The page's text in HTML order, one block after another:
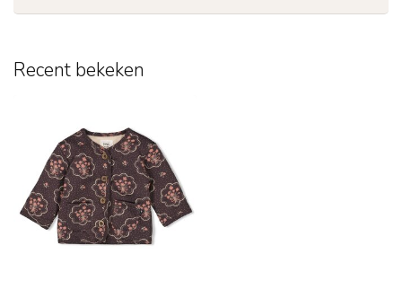
Recent bekeken